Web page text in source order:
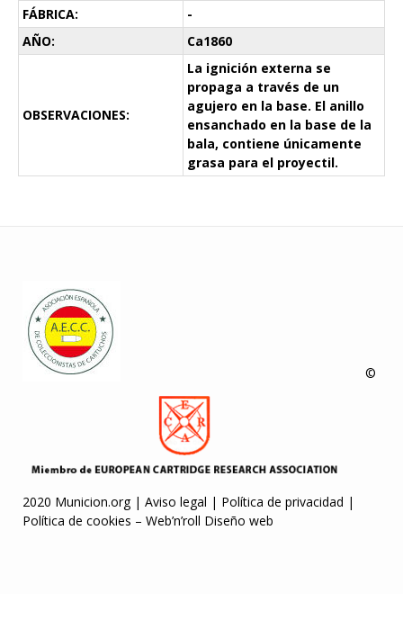
FÁBRICA:
-
AÑO:
Ca1860
OBSERVACIONES:
La ignición externa se
propaga a través de un
agujero en la base. El anillo
ensanchado en la base de la
bala, contiene únicamente
grasa para el proyectil.
©
2020 Municion.org | Aviso legal | Política de privacidad |
Política de cookies – Web’n’roll Diseño web